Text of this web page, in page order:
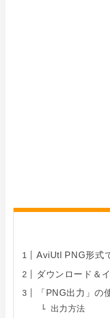
AviUtl PNG形式
ダウンロード＆
「PNG出力」の
出力方法